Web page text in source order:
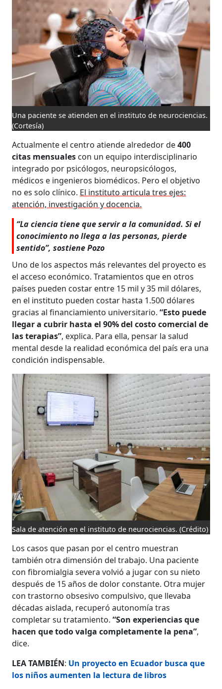
Una paciente se atienden en el instituto de neurociencias.
(Cortesía)
Actualmente el centro atiende alrededor de400
citas mensuales con un equipo interdisciplinario
integrado por psicólogos, neuropsicólogos,
médicos e ingenieros biomédicos. Pero el objetivo
no es solo clínico. El instituto articula tres ejes:
atención, investigación y docencia.
“La ciencia tiene que servir a la comunidad. Si el
conocimiento no llega a las personas, pierde
sentido”, sostiene Pozo
Uno de los aspectos más relevantes del proyecto es
el acceso económico. Tratamientos que en otros
países pueden costar entre 15 mil y 35 mil dólares,
en el instituto pueden costar hasta 1.500 dólares
gracias al financiamiento universitario.“Esto puede
llegar a cubrir hasta el 90% del costo comercial de
las terapias”, explica. Para ella, pensar la salud
mental desde la realidad económica del país era una
condición indispensable.
Sala de atención en el instituto de neurociencias. (Crédito)
Los casos que pasan por el centro muestran
también otra dimensión del trabajo. Una paciente
con fibromialgia severa volvió a jugar con su nieto
después de 15 años de dolor constante. Otra mujer
con trastorno obsesivo compulsivo, que llevaba
décadas aislada, recuperó autonomía tras
completar su tratamiento. “Son experiencias que
hacen que todo valga completamente la pena”,
dice.
LEA TAMBIÉN: Un proyecto en Ecuador busca que
los niños aumenten la lectura de libros